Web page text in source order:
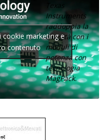
Texas
Instruments
raddoppia la
densità con i
moduli di
potenza con
tecnologia
MagPack.
cookie marketing e
contenuto